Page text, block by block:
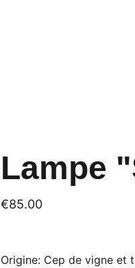
Lampe
€85.00
Origine: Cep de vigne et